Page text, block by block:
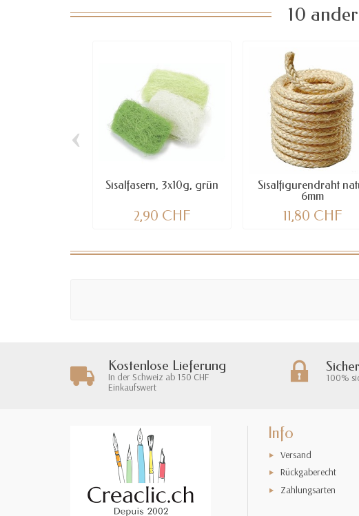
10
Sisalfasern, 3x10g, grün
2,90 CHF
Sisalfigurendraht
6mm
11,80 CHF
‹
Kostenlose Lieferung
In der Schweiz ab 150 CHF
Einkaufswert
100%
Info
Versand
Rückgaberecht
Zahlungsarten